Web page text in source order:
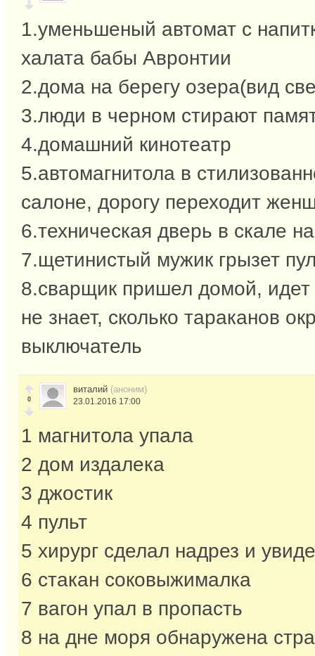
1.уменьшеный автомат с
халата бабы Авронтии
2.дома на берегу озера(вид
3.люди в черном стирают
4.домашний кинотеатр
5.автомагнитола в
салоне, дорогу переходит
6.техническая дверь в скале
7.щетинистый мужик грызет
8.сварщик пришел домой,
не знает, сколько тараканов
выключатель
0
виталий (аноним)
23.01.2016 17:00
1 магнитола упала
2 дом издалека
3 джостик
4 пульт
5 хирург сделал надрез и
6 стакан соковыжималка
7 вагон упал в пропасть
8 на дне моря обнаружена